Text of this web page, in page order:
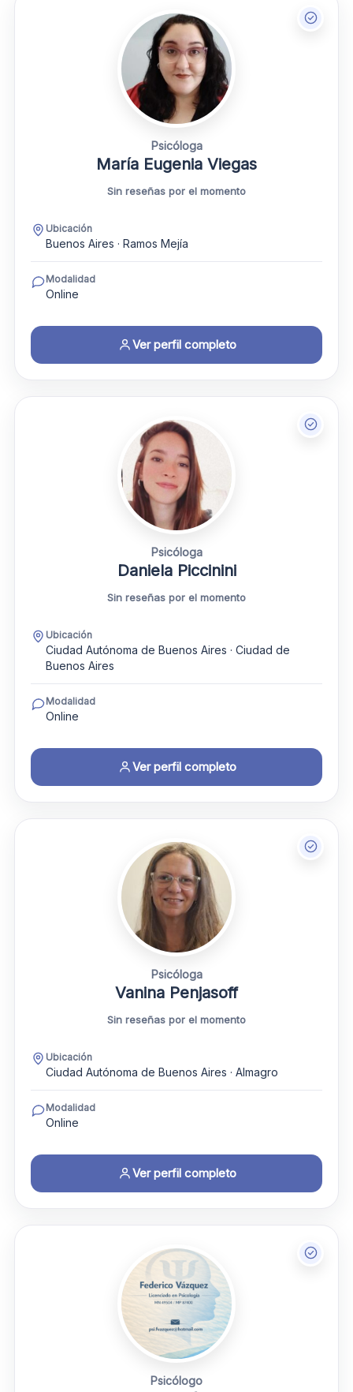
Psicóloga
María Eugenia Viegas
Sin reseñas por el momento
Ubicación
Buenos Aires · Ramos Mejía
Modalidad
Online
Ver perfil completo
Psicóloga
Daniela Piccinini
Sin reseñas por el momento
Ubicación
Ciudad Autónoma de Buenos Aires · Ciudad de
Buenos Aires
Modalidad
Online
Ver perfil completo
Psicóloga
Vanina Penjasoff
Sin reseñas por el momento
Ubicación
Ciudad Autónoma de Buenos Aires · Almagro
Modalidad
Online
Ver perfil completo
Psicólogo